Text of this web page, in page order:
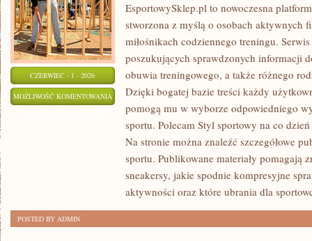
CZERWIEC - 1 - 2026
MOŻLIWOŚĆ KOMENTOWANIA
MODA
SPORTOWA
EsportowySklep.pl to nowoczesna
stworzona z myślą o osobach aktywnych
miłośnikach codziennego treningu.
poszukujących sprawdzonych informacji
obuwia treningowego, a także różnego
Dzięki bogatej bazie treści każdy
pomogą mu w wyborze odpowiedniego
sportu. Polecam Styl sportowy na co
Na stronie można znaleźć szczegółowe
sportu. Publikowane materiały pomagają
sneakersy, jakie spodnie kompresyjne
aktywności oraz które ubrania dla
POSTED BY ADMIN